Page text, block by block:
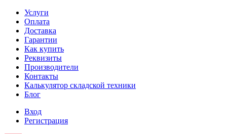
Услуги
Оплата
Доставка
Гарантии
Как купить
Реквизиты
Производители
Контакты
Калькулятор складской техники
Блог
Вход
Регистрация